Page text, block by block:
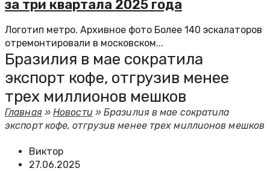
за три квартала 2025 года
Логотип метро. Архивное фото Более 140 эскалаторов
отремонтировали в московском...
Бразилия в мае сократила
экспорт кофе, отгрузив менее
трех миллионов мешков
Главная»Новости »Бразилия в мае сократила
экспорт кофе, отгрузив менее трех миллионов мешков
Виктор
27.06.2025